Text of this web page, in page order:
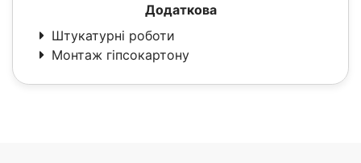
Додаткова
Штукатурні роботи
Монтаж гіпсокартону